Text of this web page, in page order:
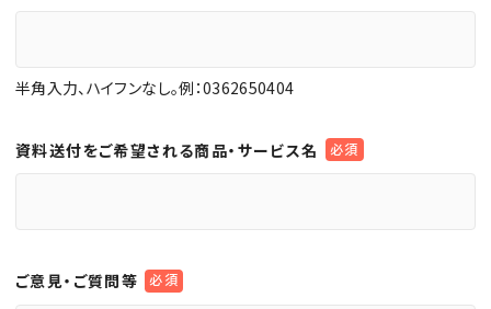
半角入力、ハイフンなし。例：0362650404
資料送付をご希望される商品・サービス名
ご意見・ご質問等